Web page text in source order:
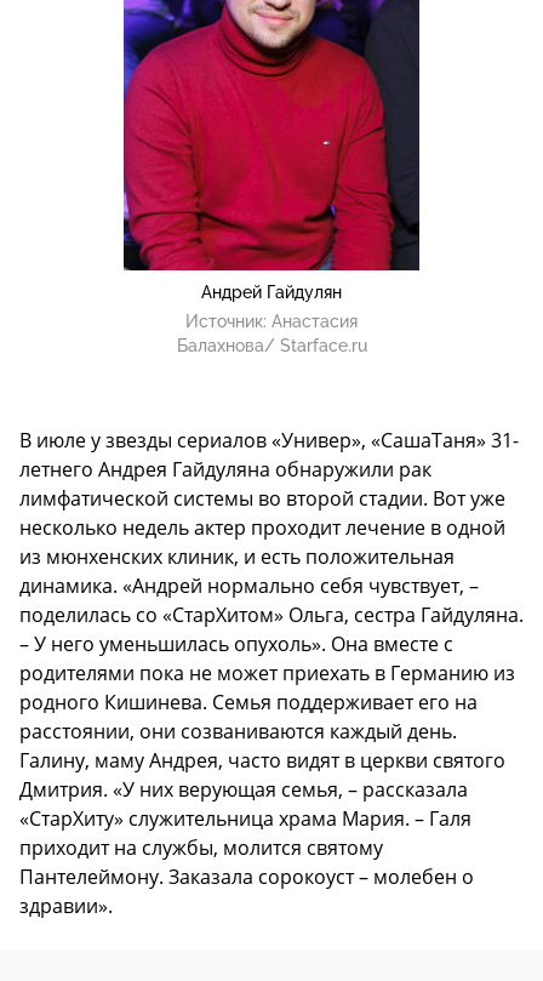
Андрей Гайдулян
Источник: Анастасия
Балахнова/ Starface.ru
В июле у звезды сериалов «Универ», «СашаТаня» 31-
летнего Андрея Гайдуляна обнаружили рак
лимфатической системы во второй стадии. Вот уже
несколько недель актер проходит лечение в одной
из мюнхенских клиник, и есть положительная
динамика. «Андрей нормально себя чувствует, –
поделилась со «СтарХитом» Ольга, сестра Гайдуляна.
– У него уменьшилась опухоль». Она вместе с
родителями пока не может приехать в Германию из
родного Кишинева. Семья поддерживает его на
расстоянии, они созваниваются каждый день.
Галину, маму Андрея, часто видят в церкви святого
Дмитрия. «У них верующая семья, – рассказала
«СтарХиту» служительница храма Мария. – Галя
приходит на службы, молится святому
Пантелеймону. Заказала сорокоуст – молебен о
здравии».